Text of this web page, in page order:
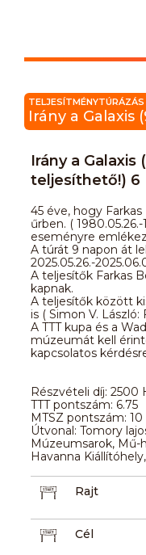
TELJESÍTMÉNYTÚRÁZÁS
Irány a
teljesíthető!) 6
45 éve, hogy
űrben. (
eseményre
A túrát 9 napon át
2025.05.26.-
A teljesítők Farkas
kapnak.
A teljesítők között
is ( Simon V. László:
A TTT kupa és a
múzeumát kell
kapcsolatos
Részvételi díj: 2500
TTT pontszám: 6.75
MTSZ pontszám: 10
Útvonal: Tomory
Múzeumsarok, Mű-
Havanna
Rajt
Cél